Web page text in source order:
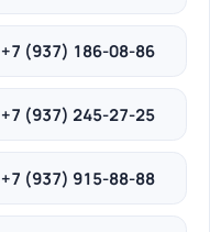
+7 (937) 186-08-86
+7 (937) 245-27-25
+7 (937) 915-88-88